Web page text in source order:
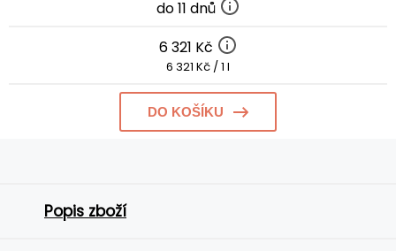
do 11 dnů
6 321 Kč
6 321 Kč / 1 l
DO KOŠÍKU
Popis zboží